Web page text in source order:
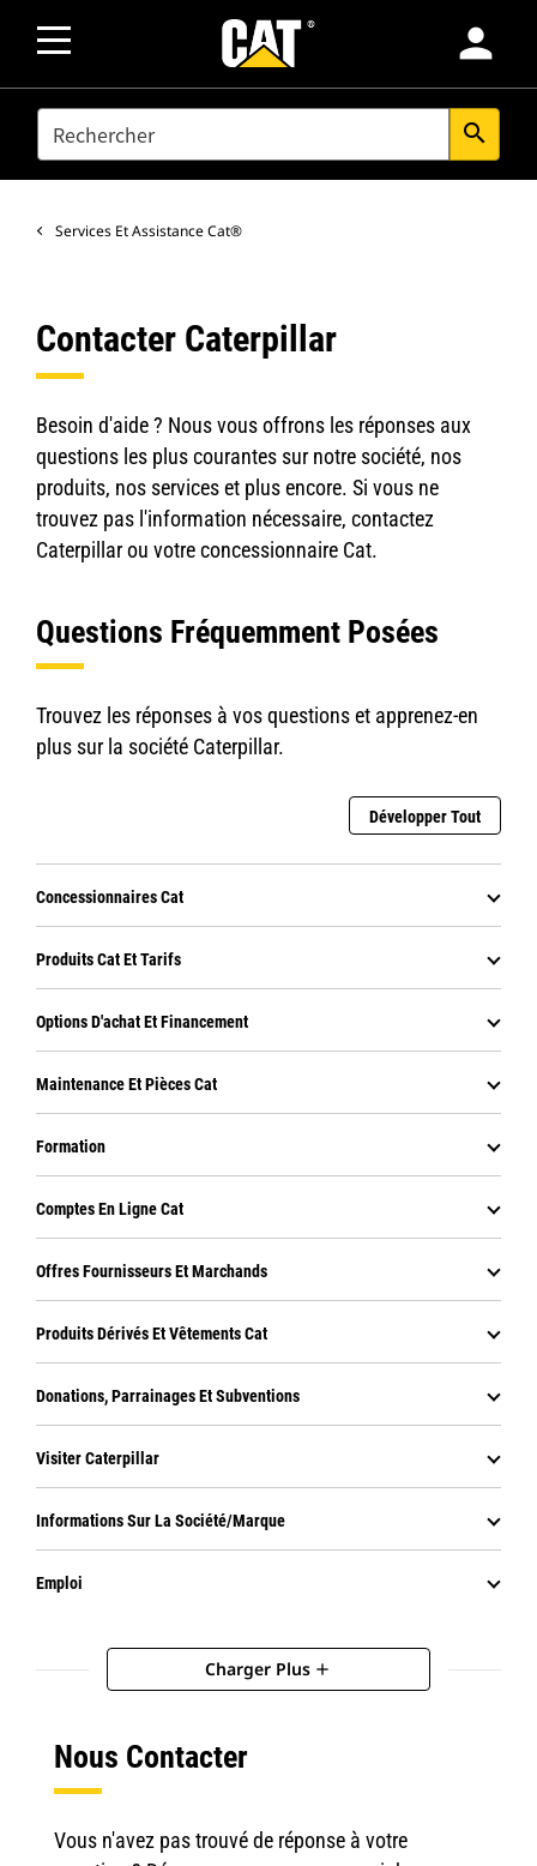
person
SEARCH search
Services Et Assistance Cat®
Contacter Caterpillar
Besoin d'aide ? Nous vous offrons les réponses aux
questions les plus courantes sur notre société, nos
produits, nos services et plus encore. Si vous ne
trouvez pas l'information nécessaire, contactez
Caterpillar ou votre concessionnaire Cat.
Questions Fréquemment Posées
Trouvez les réponses à vos questions et apprenez-en
plus sur la société Caterpillar.
Développer Tout
Concessionnaires Cat
Produits Cat Et Tarifs
Options D'achat Et Financement
Maintenance Et Pièces Cat
Formation
Comptes En Ligne Cat
Offres Fournisseurs Et Marchands
Produits Dérivés Et Vêtements Cat
Donations, Parrainages Et Subventions
Visiter Caterpillar
Informations Sur La Société/marque
Emploi
Charger Plus add
Nous Contacter
Vous n'avez pas trouvé de réponse à votre